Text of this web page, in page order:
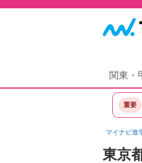
関東・
重要
マイナビ進
東京